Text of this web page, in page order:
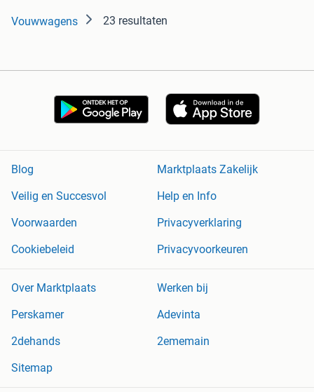
Vouwwagens 23 resultaten
Blog
Marktplaats Zakelijk
Veilig en Succesvol
Help en Info
Voorwaarden
Privacyverklaring
Cookiebeleid
Privacyvoorkeuren
Over Marktplaats
Werken bij
Perskamer
Adevinta
2dehands
2ememain
Sitemap